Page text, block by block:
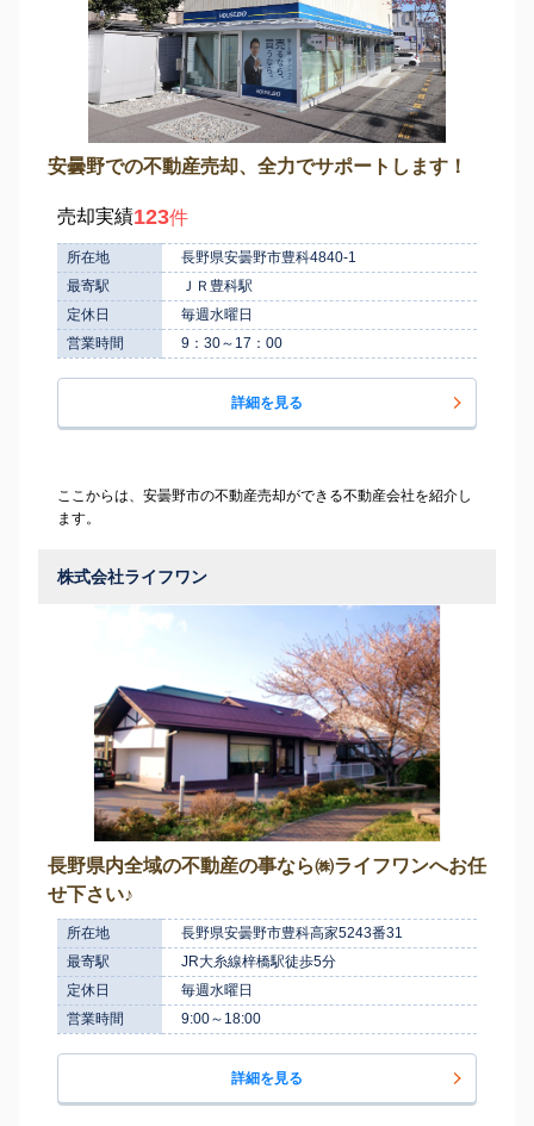
安曇野での不動産売却、全力でサポートします！
売却実績123件
所在地
長野県安曇野市豊科4840-1
最寄駅
ＪＲ豊科駅
定休日
毎週水曜日
営業時間
9：30～17：00
詳細を見る
ここからは、安曇野市の不動産売却ができる不動産会社を紹介し
ます。
株式会社ライフワン
長野県内全域の不動産の事なら㈱ライフワンへお任
せ下さい♪
所在地
長野県安曇野市豊科高家5243番31
最寄駅
JR大糸線梓橋駅徒歩5分
定休日
毎週水曜日
営業時間
9:00～18:00
詳細を見る